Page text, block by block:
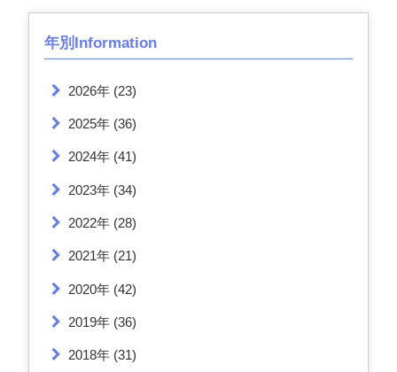
年別Information
2026年(23)
2025年(36)
2024年(41)
2023年(34)
2022年(28)
2021年(21)
2020年(42)
2019年(36)
2018年(31)